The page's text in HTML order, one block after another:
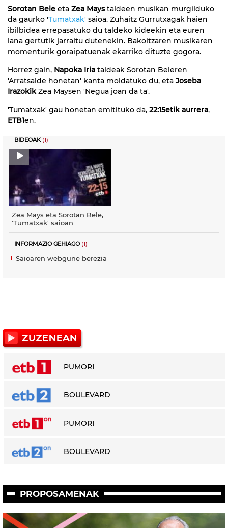
Sorotan Bele eta Zea Maystaldeen musikan murgilduko
da gaurko 'Tumatxak' saioa. Zuhaitz Gurrutxagak haien
ibilbidea errepasatuko du taldeko kideekin eta euren
lana gertutik jarraitu dutenekin. Bakoitzaren musikaren
momenturik goraipatuenak ekarriko dituzte gogora.
Horrez gain, Napoka Iria taldeak Sorotan Beleren
'Arratsalde honetan' kanta moldatuko du, eta Joseba
IrazokikZea Maysen 'Negua joan da ta'.
'Tumatxak' gau honetan emitituko da, 22:15etik aurrera,
ETB1en.
BIDEOAK(1)
Zea Mays eta Sorotan Bele,
'Tumatxak' saioan
INFORMAZIO GEHIAGO(1)
Saioaren webgune berezia
PUMORI
BOULEVARD
PUMORI
BOULEVARD
PROPOSAMENAK